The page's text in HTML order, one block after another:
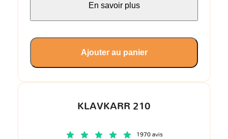
KLAVKARR 210
1970 avis
En savoir plus
Ajouter au panier